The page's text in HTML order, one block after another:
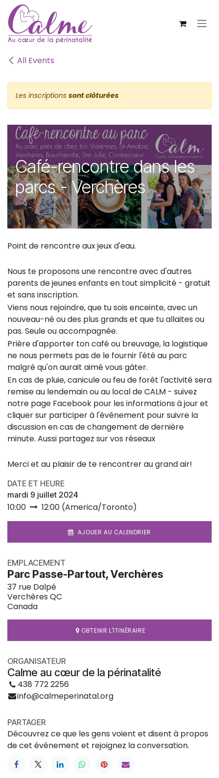
SE RENDRE AU CONTENU
All Events
Les inscriptions sont clôturées
Café-rencontre dans les
parcs - Verchères
Point de rencontre aux jeux d'eau.
Nous te proposons une rencontre avec d'autres
parents de jeunes enfants en tout simplicité - gratuit
et sans inscription.
Viens nous rejoindre, que tu sois enceinte, avec un
nouveau-né ou des plus grands et que tu allaites ou
pas. Seule ou accompagnée.
Prière d'apporter ton café ou breuvage, la logistique
ne nous permets pas de le fournir l'été au parc
malgré qu'on aurait aimé vous gâter.
En cas de pluie, canicule ou feu de forêt l'activité sera
remise au lendemain ou au local de CALM - suivez
notre page Facebook pour les informations à jour et
cliquer sur participer à l'événement pour suivre la
discussion en cas de changement de dernière
minute. Aussi partagez sur vos réseaux
Merci et au plaisir de te rencontrer au grand air!
DATE ET HEURE
mardi 9 juillet 2024
10:00 12:00 (America/Toronto)
AJOUER AU CALENDRIER
EMPLACEMENT
Parc Passe-Partout, Verchères
37 rue Dalpé
Verchères QC
Canada
OBTENIR L'ITINÉRAIRE
ORGANISATEUR
Calme au cœur de la périnatalité
438 772 2256
info@calmeperinatal.org
PARTAGER
Découvrez ce que les gens voient et disent à propos
de cet événement et rejoignez la conversation.